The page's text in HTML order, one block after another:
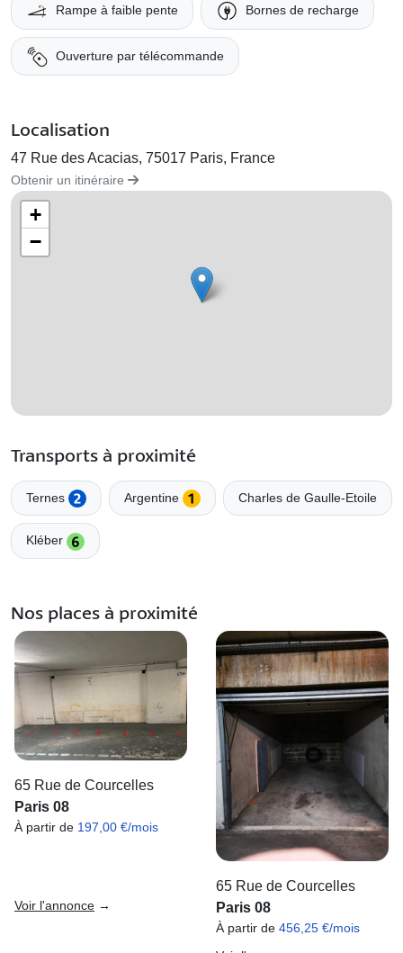
Rampe à faible pente Bornes de recharge
Ouverture par télécommande
Localisation
47 Rue des Acacias, 75017 Paris, France
Obtenir un itinéraire
+
−
Transports à proximité
Ternes Argentine Charles de Gaulle-Etoile
Kléber
Nos places à proximité
65 Rue de Courcelles
Paris 08
À partir de 197,00 €/mois
Voir l'annonce →
65 Rue de Courcelles
Paris 08
À partir de 456,25 €/mois